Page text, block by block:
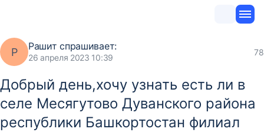
Р Рашит спрашивает:
26 апреля 2023 10:39
78
Добрый день,хочу узнать есть ли в
селе Месягутово Дуванского района
республики Башкортостан филиал